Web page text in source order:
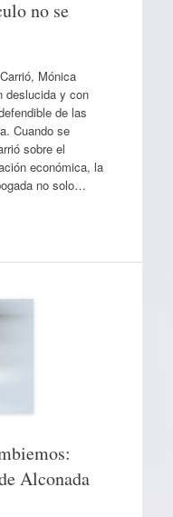
no se
Mónica
deslucida y con
de las
Cuando se
sobre el
económica, la
no solo…
Alconada